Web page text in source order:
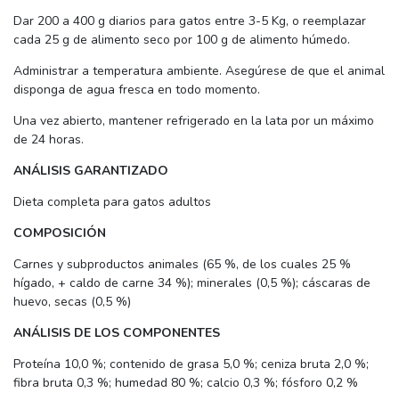
Dar 200 a 400 g diarios para gatos entre 3-5 Kg, o reemplazar
cada 25 g de alimento seco por 100 g de alimento húmedo.
Administrar a temperatura ambiente. Asegúrese de que el animal
disponga de agua fresca en todo momento.
Una vez abierto, mantener refrigerado en la lata por un máximo
de 24 horas.
ANÁLISIS GARANTIZADO
Dieta completa para gatos adultos
COMPOSICIÓN
Carnes y subproductos animales (65 %, de los cuales 25 %
hígado, + caldo de carne 34 %); minerales (0,5 %); cáscaras de
huevo, secas (0,5 %)
ANÁLISIS DE LOS COMPONENTES
Proteína 10,0 %; contenido de grasa 5,0 %; ceniza bruta 2,0 %;
fibra bruta 0,3 %; humedad 80 %; calcio 0,3 %; fósforo 0,2 %